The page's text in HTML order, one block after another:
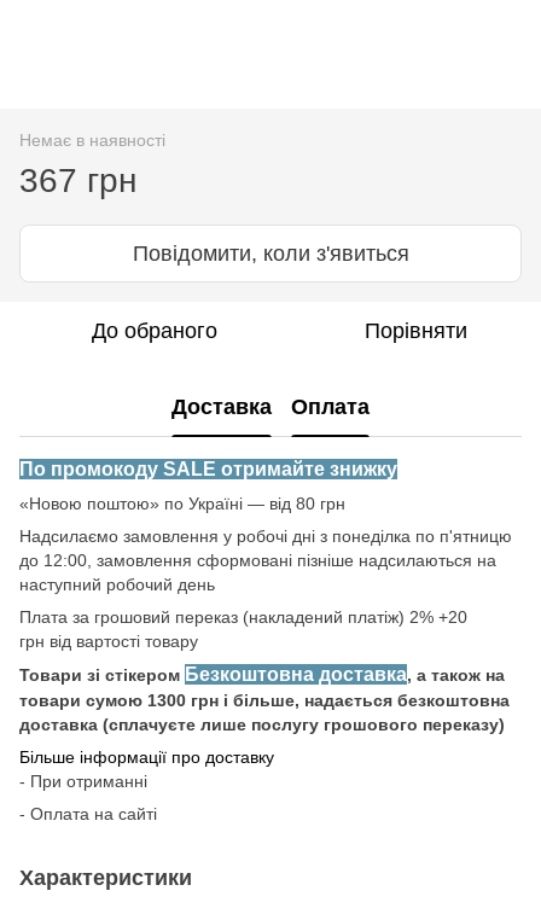
Немає в наявності
367 грн
Повідомити, коли з'явиться
До обраного Порівняти
Доставка Оплата
По промокоду SALE отримайте знижку
«Новою поштою» по Україні — від 80 грн
Надсилаємо замовлення у робочі дні з понеділка по п'ятницю
до 12:00, замовлення сформовані пізніше надсилаються на
наступний робочий день
Плата за грошовий переказ (накладений платіж) 2% +20
грн від вартості товару
Товари зі стікером Безкоштовна доставка, а також на
товари сумою 1300 грн і більше, надається безкоштовна
доставка (сплачуєте лише послугу грошового переказу)
Більше інформації про доставку
- При отриманні
- Оплата на сайті
Характеристики